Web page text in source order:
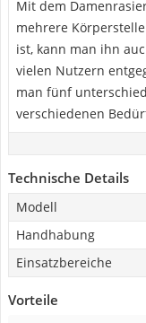
Mit dem
mehrere
ist, kann man ihn
vielen Nutzern
man fünf
verschiedenen
Technische Details
Modell
Handhabung
Einsatzbereiche
Vorteile